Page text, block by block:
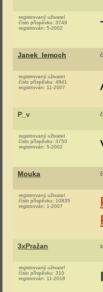
registrovaný uživatel
číslo příspěvku: 3749
registrován: 5-2002
Janek_lemoch
registrovaný uživatel
číslo příspěvku: 4841
registrován: 11-2007
P_v
registrovaný uživatel
číslo příspěvku: 3750
registrován: 5-2002
Mouka
registrovaný uživatel
číslo příspěvku: 10835
registrován: 1-2007
3xPražan
registrovaný uživatel
číslo příspěvku: 310
registrován: 11-2018